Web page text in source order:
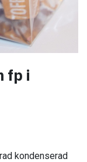
fp i
kondenserad